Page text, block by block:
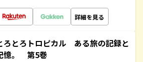
詳細を見る
ろとろトロピカル ある旅の記録と
憶。 第5巻